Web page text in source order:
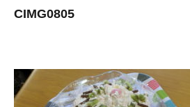
CIMG0805